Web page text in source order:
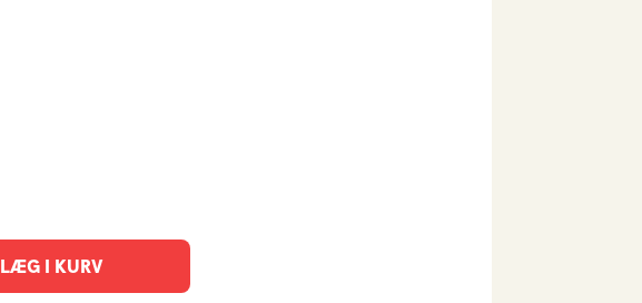
LÆG I KURV